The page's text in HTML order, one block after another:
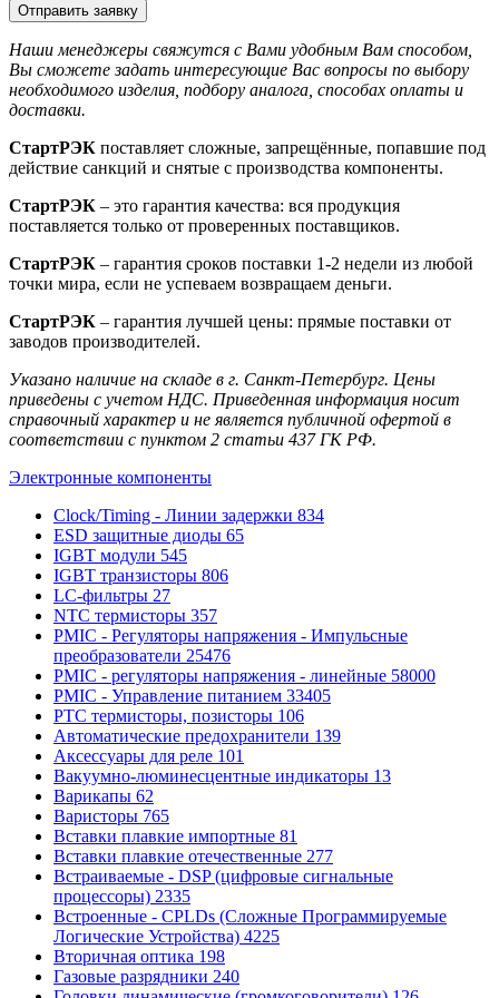
Отправить заявку
Наши менеджеры свяжутся с Вами удобным Вам способом,
Вы сможете задать интересующие Вас вопросы по выбору
необходимого изделия, подбору аналога, способах оплаты и
доставки.
СтартРЭК поставляет сложные, запрещённые, попавшие под
действие санкций и снятые с производства компоненты.
СтартРЭК – это гарантия качества: вся продукция
поставляется только от проверенных поставщиков.
СтартРЭК – гарантия сроков поставки 1-2 недели из любой
точки мира, если не успеваем возвращаем деньги.
СтартРЭК – гарантия лучшей цены: прямые поставки от
заводов производителей.
Указано наличие на складе в г. Санкт-Петербург. Цены
приведены с учетом НДС. Приведенная информация носит
справочный характер и не является публичной офертой в
соответствии с пунктом 2 статьи 437 ГК РФ.
Электронные компоненты
Clock/Timing - Линии задержки 834
ESD защитные диоды 65
IGBT модули 545
IGBT транзисторы 806
LC-фильтры 27
NTC термисторы 357
PMIC - Регуляторы напряжения - Импульсные
преобразователи 25476
PMIC - регуляторы напряжения - линейные 58000
PMIC - Управление питанием 33405
PTC термисторы, позисторы 106
Автоматические предохранители 139
Аксессуары для реле 101
Вакуумно-люминесцентные индикаторы 13
Варикапы 62
Варисторы 765
Вставки плавкие импортные 81
Вставки плавкие отечественные 277
Встраиваемые - DSP (цифровые сигнальные
процессоры) 2335
Встроенные - CPLDs (Сложные Программируемые
Логические Устройства) 4225
Вторичная оптика 198
Газовые разрядники 240